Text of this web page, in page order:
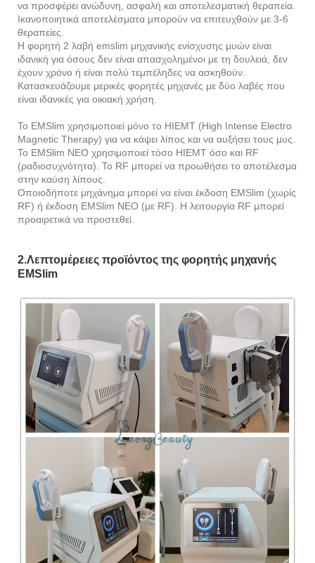
να προσφέρει ανώδυνη, ασφαλή και αποτελεσματική θεραπεία.
Ικανοποιητικά αποτελέσματα μπορούν να επιτευχθούν με 3-6
θεραπείες.
Η φορητή 2 λαβή emslim μηχανικής ενίσχυσης μυών είναι
ιδανική για όσους δεν είναι απασχολημένοι με τη δουλειά, δεν
έχουν χρόνο ή είναι πολύ τεμπέληδες να ασκηθούν.
Κατασκευάζουμε μερικές φορητές μηχανές με δύο λαβές που
είναι ιδανικές για οικιακή χρήση.
Το EMSlim χρησιμοποιεί μόνο το HIEMT (High Intense Electro
Magnetic Therapy) για να κάψει λίπος και να αυξήσει τους μυς.
Το EMSlim NEO χρησιμοποιεί τόσο HIEMT όσο και RF
(ραδιοσυχνότητα). Το RF μπορεί να προωθήσει το αποτέλεσμα
στην καύση λίπους.
Οποιοδήποτε μηχάνημα μπορεί να είναι έκδοση EMSlim (χωρίς
RF) ή έκδοση EMSlim NEO (με RF). Η λειτουργία RF μπορεί
προαιρετικά να προστεθεί.
2.Λεπτομέρειες προϊόντος της φορητής μηχανής
EMSlim